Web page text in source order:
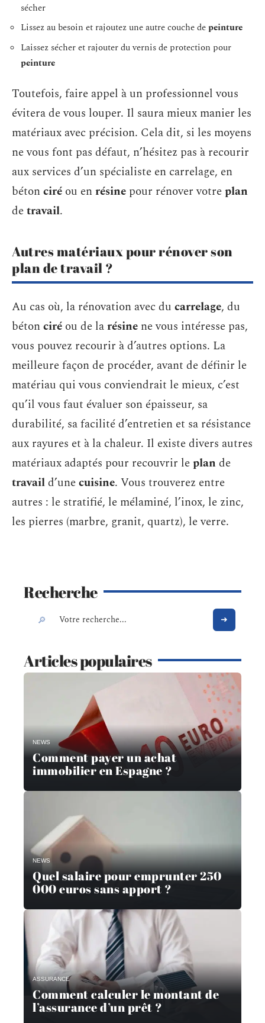
sécher
Lissez au besoin et rajoutez une autre couche depeinture
Laissez sécher et rajouter du vernis de protection pour
peinture
Toutefois, faire appel à un professionnel vous
évitera de vous louper. Il saura mieux manier les
matériaux avec précision. Cela dit, si les moyens
ne vous font pas défaut, n’hésitez pas à recourir
aux services d’un spécialiste en carrelage, en
bétonciré ou enrésine pour rénover votreplan
detravail.
Autres matériaux pour rénover son
plan de travail ?
Au cas où, la rénovation avec du carrelage, du
bétonciré ou de larésine ne vous intéresse pas,
vous pouvez recourir à d’autres options. La
meilleure façon de procéder, avant de définir le
matériau qui vous conviendrait le mieux, c’est
qu’il vous faut évaluer son épaisseur, sa
durabilité, sa facilité d’entretien et sa résistance
aux rayures et à la chaleur. Il existe divers autres
matériaux adaptés pour recouvrir leplande
travaild’unecuisine. Vous trouverez entre
autres : le stratifié, le mélaminé, l’inox, le zinc,
les pierres (marbre, granit, quartz), le verre.
Recherche
Articles populaires
NEWS
Comment payer un achat
immobilier en Espagne ?
NEWS
Quel salaire pour emprunter 250
000 euros sans apport ?
ASSURANCE
Comment calculer le montant de
l’assurance d’un prêt ?